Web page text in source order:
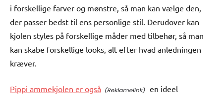
i forskellige farver og mønstre, så man kan vælge den,
der passer bedst til ens personlige stil. Derudover kan
kjolen styles på forskellige måder med tilbehør, så man
kan skabe forskellige looks, alt efter hvad anledningen
kræver.
Pippi ammekjolen er også
en ideel